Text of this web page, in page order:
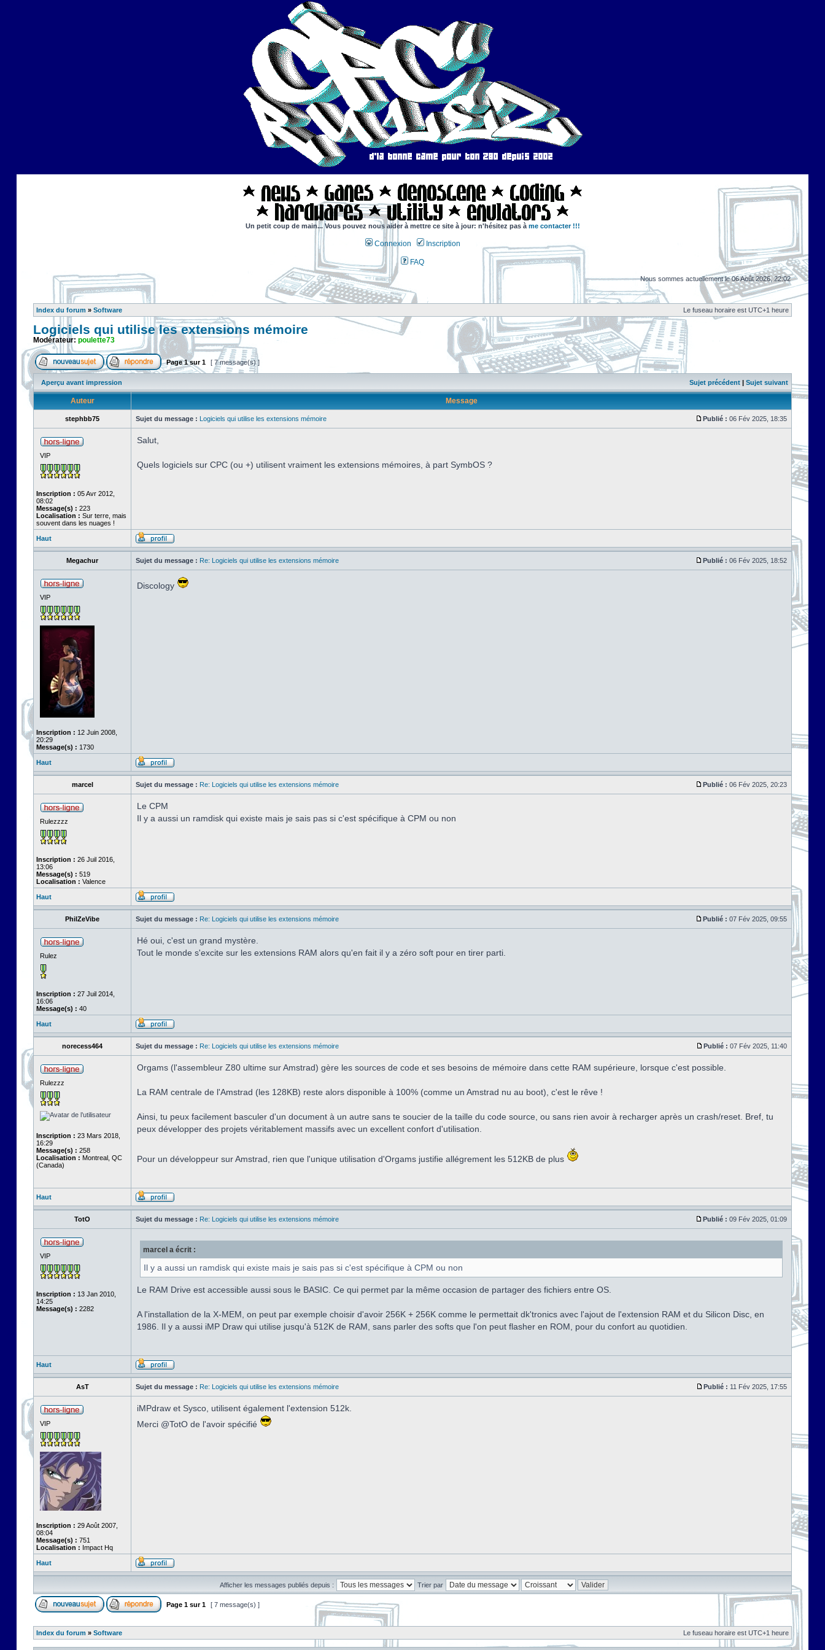
Un petit coup de main... Vous pouvez nous aider à mettre ce site à jour: n'hésitez pas à me contacter !!!
Connexion Inscription
FAQ
Nous sommes actuellement le 06 Août 2026, 22:02
Index du forum » Software Le fuseau horaire est UTC+1 heure
Logiciels qui utilise les extensions mémoire
Modérateur: poulette73
Page1sur1 [ 7 message(s) ]
Aperçu avant impression Sujet précédent | Sujet suivant
Auteur Message
stephbb75 Sujet du message : Logiciels qui utilise les extensions mémoire Publié : 06 Fév 2025, 18:35
VIP
Inscription : 05 Avr 2012,
08:02
Message(s) : 223
Localisation : Sur terre, mais
souvent dans les nuages !
Salut,
Quels logiciels sur CPC (ou +) utilisent vraiment les extensions mémoires, à part SymbOS ?
Haut
Megachur Sujet du message : Re: Logiciels qui utilise les extensions mémoire Publié : 06 Fév 2025, 18:52
VIP
Inscription : 12 Juin 2008,
20:29
Message(s) : 1730
Discology
Haut
marcel Sujet du message : Re: Logiciels qui utilise les extensions mémoire Publié : 06 Fév 2025, 20:23
Rulezzzz
Inscription : 26 Juil 2016,
13:06
Message(s) : 519
Localisation : Valence
Le CPM
Il y a aussi un ramdisk qui existe mais je sais pas si c'est spécifique à CPM ou non
Haut
PhilZeVibe Sujet du message : Re: Logiciels qui utilise les extensions mémoire Publié : 07 Fév 2025, 09:55
Rulez
Inscription : 27 Juil 2014,
16:06
Message(s) : 40
Hé oui, c'est un grand mystère.
Tout le monde s'excite sur les extensions RAM alors qu'en fait il y a zéro soft pour en tirer parti.
Haut
norecess464 Sujet du message : Re: Logiciels qui utilise les extensions mémoire Publié : 07 Fév 2025, 11:40
Rulezzz
Inscription : 23 Mars 2018,
16:29
Message(s) : 258
Localisation : Montreal, QC
(Canada)
Orgams (l'assembleur Z80 ultime sur Amstrad) gère les sources de code et ses besoins de mémoire dans cette RAM supérieure, lorsque c'est possible.
La RAM centrale de l'Amstrad (les 128KB) reste alors disponible à 100% (comme un Amstrad nu au boot), c'est le rêve !
Ainsi, tu peux facilement basculer d'un document à un autre sans te soucier de la taille du code source, ou sans rien avoir à recharger après un crash/reset. Bref, tu
peux développer des projets véritablement massifs avec un excellent confort d'utilisation.
Pour un développeur sur Amstrad, rien que l'unique utilisation d'Orgams justifie allégrement les 512KB de plus
Haut
TotO Sujet du message : Re: Logiciels qui utilise les extensions mémoire Publié : 09 Fév 2025, 01:09
VIP
Inscription : 13 Jan 2010,
14:25
Message(s) : 2282
marcel a écrit :
Il y a aussi un ramdisk qui existe mais je sais pas si c'est spécifique à CPM ou non
Le RAM Drive est accessible aussi sous le BASIC. Ce qui permet par la même occasion de partager des fichiers entre OS.
A l'installation de la X-MEM, on peut par exemple choisir d'avoir 256K + 256K comme le permettait dk'tronics avec l'ajout de l'extension RAM et du Silicon Disc, en
1986. Il y a aussi iMP Draw qui utilise jusqu'à 512K de RAM, sans parler des softs que l'on peut flasher en ROM, pour du confort au quotidien.
Haut
AsT Sujet du message : Re: Logiciels qui utilise les extensions mémoire Publié : 11 Fév 2025, 17:55
VIP
Inscription : 29 Août 2007,
08:04
Message(s) : 751
Localisation : Impact Hq
iMPdraw et Sysco, utilisent également l'extension 512k.
Merci @TotO de l'avoir spécifié
Haut
Afficher les messages publiés depuis : Trier par
Page 1 sur1 [ 7 message(s) ]
Index du forum » Software Le fuseau horaire est UTC+1 heure